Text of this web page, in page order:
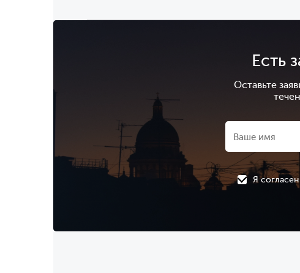
Есть
Оставьте
Я